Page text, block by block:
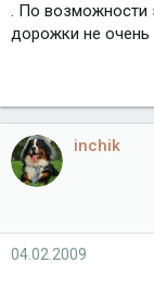
. По возможности
дорожки не очень
inchik
04.02.2009